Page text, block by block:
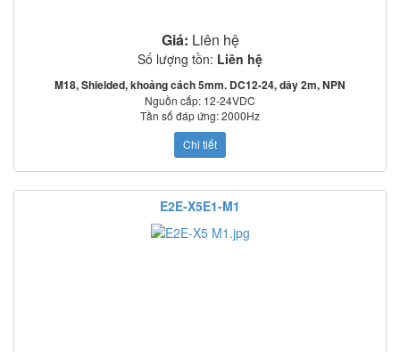
Giá: Liên hệ
Số lượng tồn: Liên hệ
M18, Shielded, khoảng cách 5mm. DC12-24, dây 2m, NPN
Nguồn cấp: 12-24VDC
Tần số đáp ứng: 2000Hz
Mạch bảo vệ: Ngược cực cấp nguồn, quá áp tức thời, ngắn mạch ngõ ra
Nhiệt độ làm việc: -25
Tiêu chuẩn: IEC60529: IP67
Chi tiết
E2E-X5E1-M1